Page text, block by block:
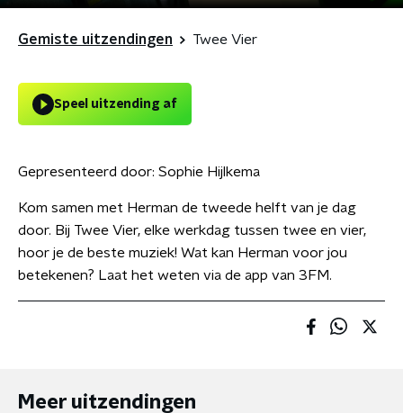
Gemiste uitzendingen Twee Vier
Speel uitzending af
Gepresenteerd door: Sophie Hijlkema
Kom samen met Herman de tweede helft van je dag
door. Bij Twee Vier, elke werkdag tussen twee en vier,
hoor je de beste muziek! Wat kan Herman voor jou
betekenen? Laat het weten via de app van 3FM.
Meer uitzendingen